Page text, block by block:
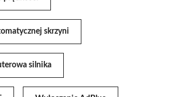
skrzyni
silnika